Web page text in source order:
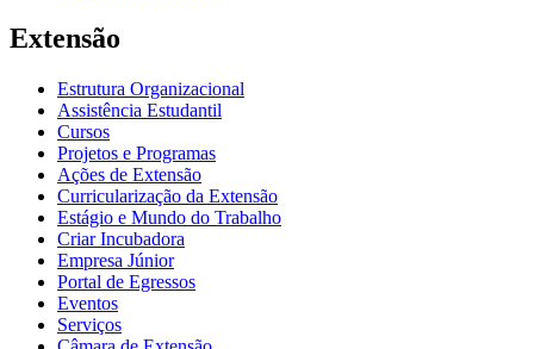
Extensão
Estrutura Organizacional
Assistência Estudantil
Cursos
Projetos e Programas
Ações de Extensão
Curricularização da Extensão
Estágio e Mundo do Trabalho
Criar Incubadora
Empresa Júnior
Portal de Egressos
Eventos
Serviços